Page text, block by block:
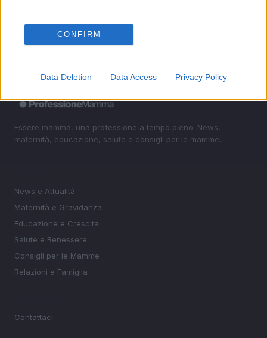
CONFIRM
Data Deletion Data Access Privacy Policy
Essere mamma, una professione a tempo pieno. News,
maternità, educazione, salute e consigli per le mamme.
News e Attualità
Maternità e Gravidanza
Educazione e Crescita
Salute e Benessere
Consigli per le Mamme
Relazioni e Famiglia
Contattaci